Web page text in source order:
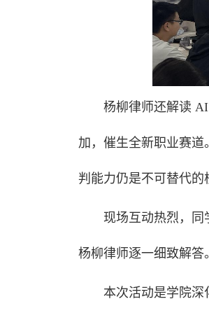
杨柳律师还解读
加，催生全新职业赛
判能力仍是不可替代的
现场互动热烈，同
杨柳律师逐一细致解答。
本次活动是学院深